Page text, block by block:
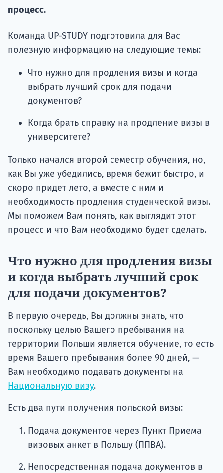
процесс.
Команда UP-STUDY подготовила для Вас
полезную информацию на следующие темы:
Что нужно для продления визы и когда
выбрать лучший срок для подачи
документов?
Когда брать справку на продление визы в
университете?
Только начался второй семестр обучения, но,
как Вы уже убедились, время бежит быстро, и
скоро придет лето, а вместе с ним и
необходимость продления студенческой визы.
Мы поможем Вам понять, как выглядит этот
процесс и что Вам необходимо будет сделать.
Что нужно для продления визы
и когда выбрать лучший срок
для подачи документов?
В первую очередь, Вы должны знать, что
поскольку целью Вашего пребывания на
территории Польши является обучение, то есть
время Вашего пребывания более 90 дней, —
Вам необходимо подавать документы на
Национальную визу.
Есть два пути получения польской визы:
Подача документов через Пункт Приема
визовых анкет в Польшу (ППВА).
Непосредственная подача документов в